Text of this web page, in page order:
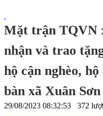
Mặt trận TQVN
nhận và trao
hộ cận nghèo,
bàn xã Xuân Sơn
29/08/2023 08:32:53 372